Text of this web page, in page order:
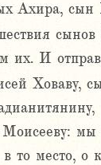
Ахира, сын
их. И
Ховаву,
Моисееву: мы
то место, о